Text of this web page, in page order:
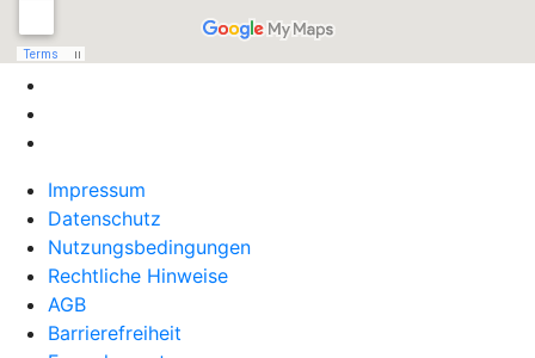
Impressum
Datenschutz
Nutzungsbedingungen
Rechtliche Hinweise
AGB
Barrierefreiheit